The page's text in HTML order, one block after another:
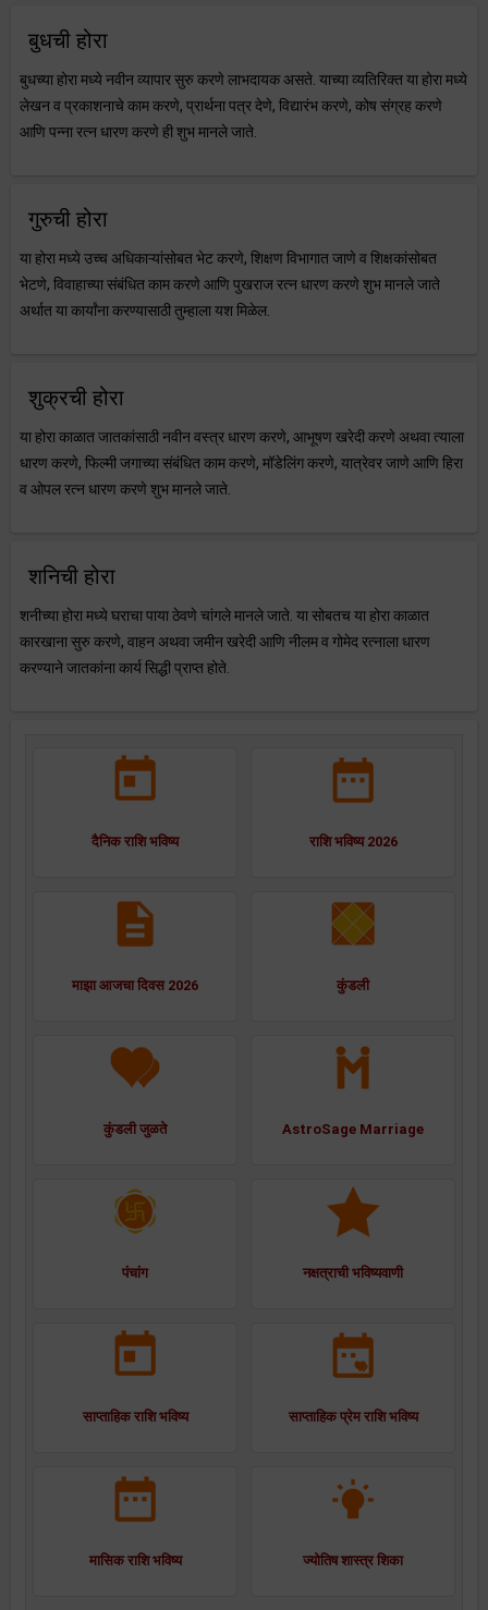
बुधची होरा
बुधच्या होरा मध्ये नवीन व्यापार सुरु करणे लाभदायक असते. याच्या व्यतिरिक्त या होरा मध्ये
लेखन व प्रकाशनाचे काम करणे, प्रार्थना पत्र देणे, विद्यारंभ करणे, कोष संग्रह करणे
आणि पन्ना रत्न धारण करणे ही शुभ मानले जाते.
गुरुची होरा
या होरा मध्ये उच्च अधिकाऱ्यांसोबत भेट करणे, शिक्षण विभागात जाणे व शिक्षकांसोबत
भेटणे, विवाहाच्या संबंधित काम करणे आणि पुखराज रत्न धारण करणे शुभ मानले जाते
अर्थात या कार्यांना करण्यासाठी तुम्हाला यश मिळेल.
शुक्रची होरा
या होरा काळात जातकांसाठी नवीन वस्त्र धारण करणे, आभूषण खरेदी करणे अथवा त्याला
धारण करणे, फिल्मी जगाच्या संबंधित काम करणे, मॉडेलिंग करणे, यात्रेवर जाणे आणि हिरा
व ओपल रत्न धारण करणे शुभ मानले जाते.
शनिची होरा
शनीच्या होरा मध्ये घराचा पाया ठेवणे चांगले मानले जाते. या सोबतच या होरा काळात
कारखाना सुरु करणे, वाहन अथवा जमीन खरेदी आणि नीलम व गोमेद रत्नाला धारण
करण्याने जातकांना कार्य सिद्धी प्राप्त होते.
दैनिक राशि भविष्य राशि भविष्य 2026
माझा आजचा दिवस 2026 कुंडली
कुंडली जुळते AstroSage Marriage
पंचांग नक्षत्राची भविष्यवाणी
साप्ताहिक राशि भविष्य साप्ताहिक प्रेम राशि भविष्य
मासिक राशि भविष्य ज्योतिष शास्त्र शिका